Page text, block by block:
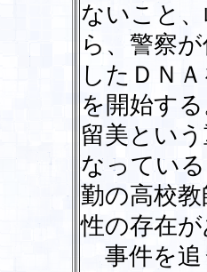
ないこと
ら、警察
したＤＮ
を開始す
留美とい
なってい
勤の高校
性の存在
事件を追